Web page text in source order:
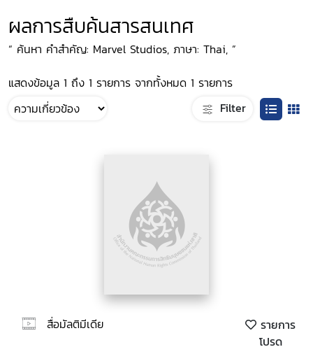
ผลการสืบค้นสารสนเทศ
“ ค้นหา คำสำคัญ: Marvel Studios, ภาษา: Thai, ”
แสดงข้อมูล 1 ถึง 1 รายการ จากทั้งหมด 1 รายการ
Filter
สื่อมัลติมีเดีย
รายการ
โปรด